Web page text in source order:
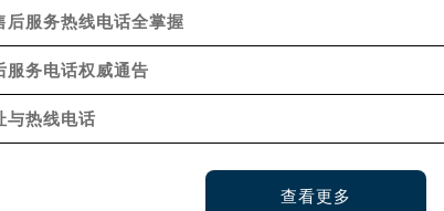
伊金霍洛街浪琴售后服务中心（需提前预约）
仁大街浪琴售后服务中心（需提前预约）
区恩和大街浪琴售后服务中心（需提前预约）
特市兴安大街浪琴售后服务中心（需提前预约）
服务热线电话全掌握
服务电话权威通告
与热线电话
查看更多